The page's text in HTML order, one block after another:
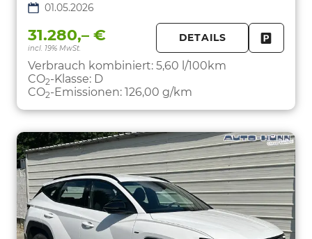
01.05.2026
31.280,– €
incl. 19% MwSt.
DETAILS
Verbrauch kombiniert: 5,60 l/100km
CO2-Klasse: D
CO2-Emissionen: 126,00 g/km